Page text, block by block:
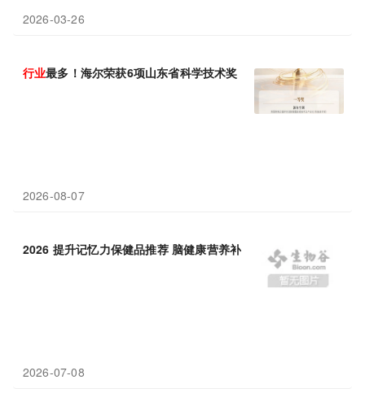
2026-03-26
行业最多！海尔荣获6项山东省科学技术奖
2026-08-07
2026 提升记忆力保健品推荐 脑健康营养补充 行业观察
2026-07-08